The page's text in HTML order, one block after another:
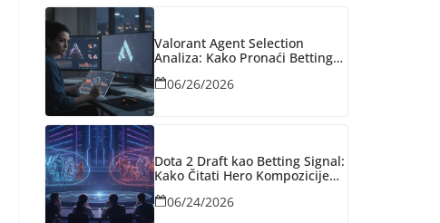
Valorant Agent Selection
Analiza: Kako Pronaći Betting
Vrednost Pre Nego Što
Bukmejkeri Reaguju
06/26/2026
Dota 2 Draft kao Betting Signal:
Kako Čitati Hero Kompozicije
Pre Nego Bukmejkeri Reaguju
06/24/2026